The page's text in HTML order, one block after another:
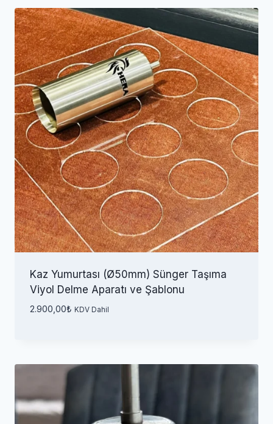
Kaz Yumurtası (Ø50mm) Sünger Taşıma
Viyol Delme Aparatı ve Şablonu
2.900,00₺ KDV Dahil